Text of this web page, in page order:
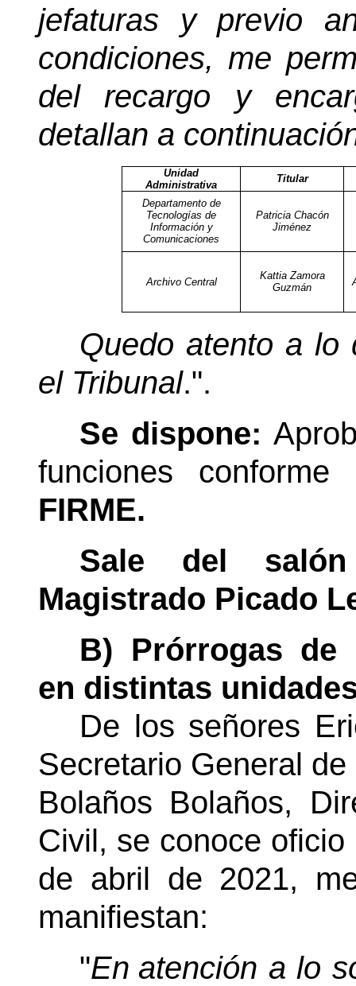
jefaturas y previo
condiciones, me
del recargo y
detallan a
Unidad
Administrativa
Titular
Departamento de
Tecnologías de
Información y
Comunicaciones
Patricia Chacón
Jiménez
Archivo Central
Kattia Zamora
Guzmán
Quedo atento a lo
el Tribunal.".
Se dispone:
funciones conforme
FIRME.
Sale del
Magistrado Picado
B) Prórrogas de
en distintas
De los señores
Secretario General
Bolaños Bolaños,
Civil, se conoce
de abril de 2021,
manifiestan:
"En atención a lo